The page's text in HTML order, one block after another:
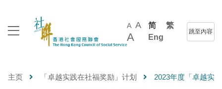
A A
A
简
繁
Eng
跳至內容
主页 「卓越实践在社福奖励」计划 2023年度「卓越实